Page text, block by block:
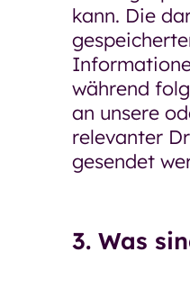
kann. Die
während
an unsere
relevanter
gesendet
3. Was